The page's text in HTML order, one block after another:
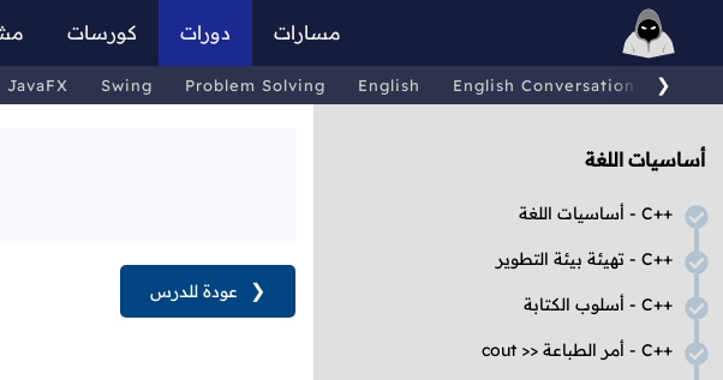
مسارات دورات كورسات
JavaFX Swing Problem Solving English English Conversations ❯
أساسيات اللغة
C++ - أساسيات اللغة
C++ - تهيئة بيئة التطوير
C++ - أسلوب الكتابة
C++ - أمر الطباعة cout >>
❮ عودة للدرس